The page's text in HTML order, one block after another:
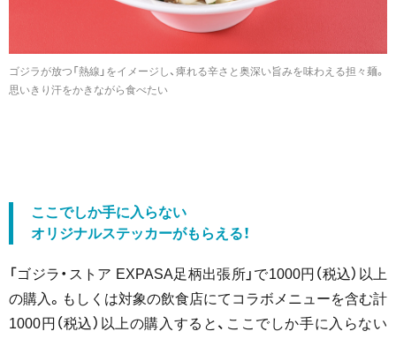
ゴジラが放つ「熱線」をイメージし、痺れる辛さと奥深い旨みを味わえる担々麺。
思いきり汗をかきながら食べたい
ここでしか手に入らない
オリジナルステッカーがもらえる！
「ゴジラ・ストア EXPASA足柄出張所」で1000円（税込）以上
の購入。もしくは対象の飲食店にてコラボメニューを含む計
1000円（税込）以上の購入すると、ここでしか手に入らない